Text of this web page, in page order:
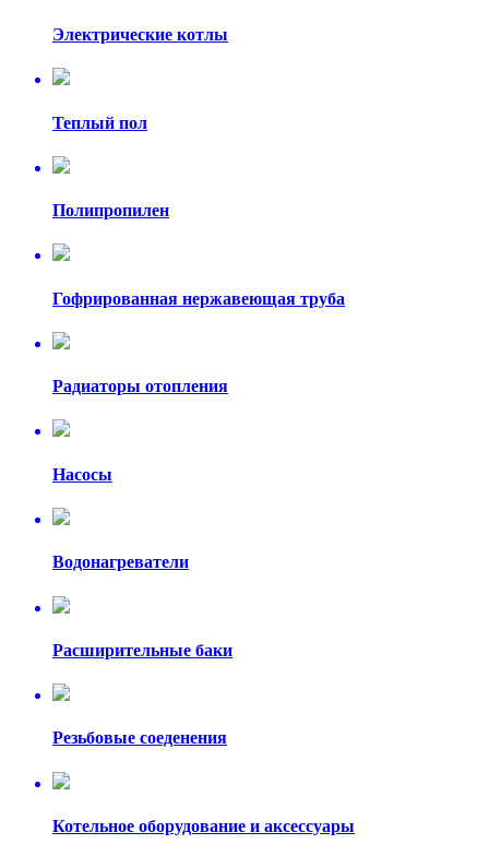
Электрические котлы
Теплый пол
Полипропилен
Гофрированная нержавеющая труба
Радиаторы отопления
Насосы
Водонагреватели
Расширительные баки
Резьбовые соеденения
Котельное оборудование и аксессуары